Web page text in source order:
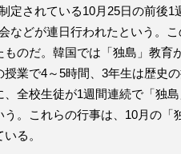
定されている10月25日の前後1
などが連日行われたという。
のだ。韓国では「独島」教育
業で4～5時間、3年生は歴史
全校生徒が1週間連続で「独
。これらの行事は、10月の「
る。